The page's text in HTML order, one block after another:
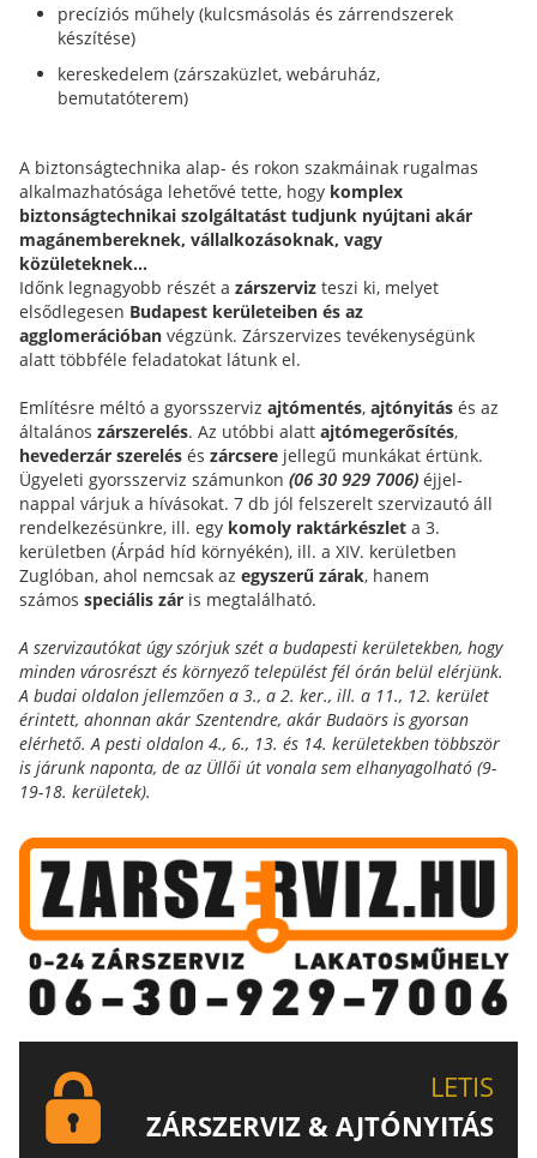
precíziós műhely (kulcsmásolás és zárrendszerek
készítése)
kereskedelem (zárszaküzlet, webáruház,
bemutatóterem)
A biztonságtechnika alap- és rokon szakmáinak rugalmas
alkalmazhatósága lehetővé tette, hogy komplex
biztonságtechnikai szolgáltatást tudjunk nyújtani akár
magánembereknek, vállalkozásoknak, vagy
közületeknek...
Időnk legnagyobb részét a zárszerviz teszi ki, melyet
elsődlegesen Budapest kerületeiben és az
agglomerációban végzünk. Zárszervizes tevékenységünk
alatt többféle feladatokat látunk el.
Említésre méltó a gyorsszerviz ajtómentés, ajtónyitás és az
általános zárszerelés. Az utóbbi alatt ajtómegerősítés,
hevederzár szerelés és zárcsere jellegű munkákat értünk.
Ügyeleti gyorsszerviz számunkon (06 30 929 7006) éjjel-
nappal várjuk a hívásokat. 7 db jól felszerelt szervizautó áll
rendelkezésünkre, ill. egy komoly raktárkészlet a 3.
kerületben (Árpád híd környékén), ill. a XIV. kerületben
Zuglóban, ahol nemcsak az egyszerű zárak, hanem
számos speciális zár is megtalálható.
A szervizautókat úgy szórjuk szét a budapesti kerületekben, hogy
minden városrészt és környező települést fél órán belül elérjünk.
A budai oldalon jellemzően a 3., a 2. ker., ill. a 11., 12. kerület
érintett, ahonnan akár Szentendre, akár Budaörs is gyorsan
elérhető. A pesti oldalon 4., 6., 13. és 14. kerületekben többször
is járunk naponta, de az Üllői út vonala sem elhanyagolható (9-
19-18. kerületek).
LETIS
ZÁRSZERVIZ & AJTÓNYITÁS